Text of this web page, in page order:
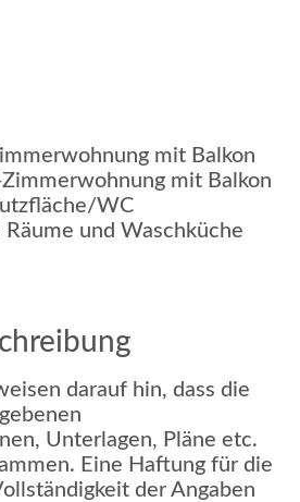
mit Balkon
mit Balkon
WC
Räume und Waschküche
darauf hin, dass die
Unterlagen, Pläne etc.
Eine Haftung für die
der Angaben